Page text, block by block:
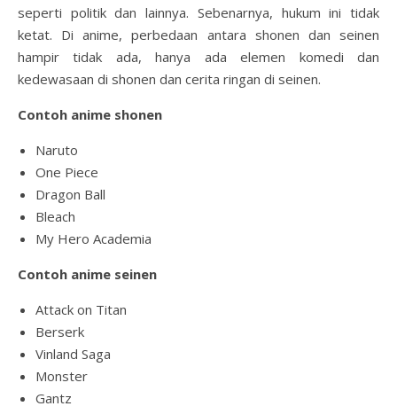
seperti politik dan lainnya. Sebenarnya, hukum ini tidak
ketat. Di anime, perbedaan antara shonen dan seinen
hampir tidak ada, hanya ada elemen komedi dan
kedewasaan di shonen dan cerita ringan di seinen.
Contoh anime shonen
Naruto
One Piece
Dragon Ball
Bleach
My Hero Academia
Contoh anime seinen
Attack on Titan
Berserk
Vinland Saga
Monster
Gantz